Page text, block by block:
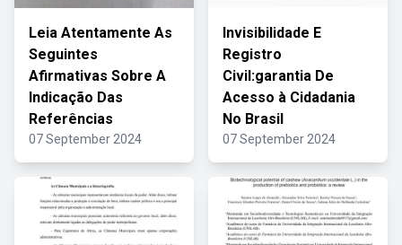
Leia Atentamente As
Seguintes
Afirmativas Sobre A
Indicação Das
Referências
07 September 2024
Invisibilidade E
Registro
Civil:garantia De
Acesso à Cidadania
No Brasil
07 September 2024